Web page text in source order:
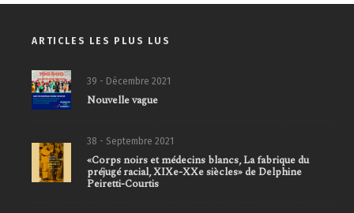
ARTICLES LES PLUS LUS
39 - Décembre 2021
Nouvelle vague
38 - Septembre 2021
«Corps noirs et médecins blancs, La fabrique du
préjugé racial, XIXe-XXe siècles» de Delphine
Peiretti-Courtis